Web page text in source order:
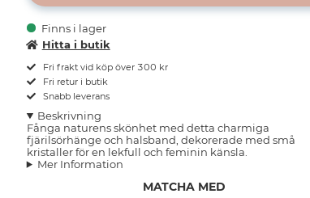
Finns i lager
Hitta i butik
Fri frakt vid köp över 300 kr
Fri retur i butik
Snabb leverans
Beskrivning
Fånga naturens skönhet med detta charmiga
fjärilsörhänge och halsband, dekorerade med små
kristaller för en lekfull och feminin känsla.
Mer Information
MATCHA MED